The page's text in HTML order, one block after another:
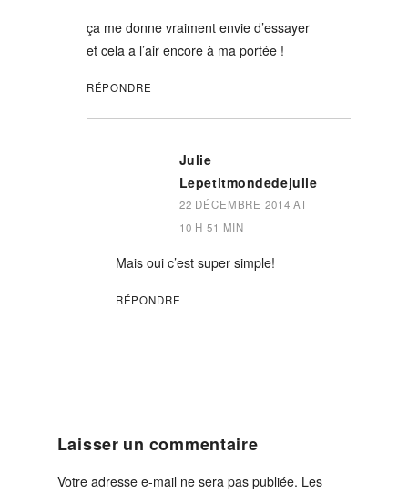
ça me donne vraiment envie d’essayer
et cela a l’air encore à ma portée !
RÉPONDRE
Julie
Lepetitmondedejulie
22 DÉCEMBRE 2014 AT
10 H 51 MIN
Mais oui c’est super simple!
RÉPONDRE
Laisser un commentaire
Votre adresse e-mail ne sera pas publiée. Les